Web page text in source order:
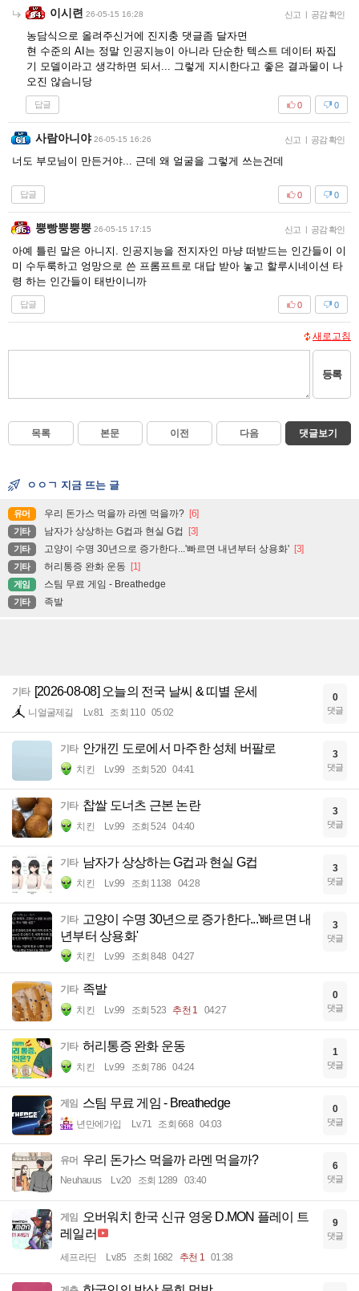
이시련 26-05-15 16:28 신고 공감 확인
농담식으로 올려주신거에 진지충 댓글좀 달자면
현 수준의 AI는 정말 인공지능이 아니라 단순한 텍스트 데이터 짜집
기 모델이라고 생각하면 되서... 그렇게 지시한다고 좋은 결과물이 나
오진 않슴니당
답글 0
0
사람아니야 26-05-15 16:26 신고 공감 확인
너도 부모님이 만든거야... 근데 왜 얼굴을 그렇게 쓰는건데
답글 0
0
뿡빵뿡뿡뿡 26-05-15 17:15 신고 공감 확인
아예 틀린 말은 아니지. 인공지능을 전지자인 마냥 떠받드는 인간들이 이
미 수두룩하고 엉망으로 쓴 프롬프트로 대답 받아 놓고 할루시네이션 타
령 하는 인간들이 태반이니까
답글 0
0
새로고침
등록
목록 본문 이전 다음 댓글보기
ㅇㅇㄱ 지금 뜨는 글
유머 우리 돈가스 먹을까 라멘 먹을까? [6]
기타 남자가 상상하는 G컵과 현실 G컵 [3]
기타 고양이 수명 30년으로 증가한다...'빠르면 내년부터 상용화' [3]
기타 허리통증 완화 운동 [1]
게임 스팀 무료 게임 - Breathedge
기타 족발
기타 [2026-08-08] 오늘의 전국 날씨 & 띠별 운세
니얼굴제길 Lv.81 조회 110 05:02
0
댓글
기타 안개낀 도로에서 마주한 성체 버팔로
치킨 Lv.99 조회 520 04:41
3
댓글
기타 찹쌀 도너츠 근본 논란
치킨 Lv.99 조회 524 04:40
3
댓글
기타 남자가 상상하는 G컵과 현실 G컵
치킨 Lv.99 조회 1138 04:28
3
댓글
기타 고양이 수명 30년으로 증가한다...'빠르면 내
년부터 상용화'
치킨 Lv.99 조회 848 04:27
3
댓글
기타 족발
치킨 Lv.99 조회 523 추천 1 04:27
0
댓글
기타 허리통증 완화 운동
치킨 Lv.99 조회 786 04:24
1
댓글
게임 스팀 무료 게임 - Breathedge
년만에가입 Lv.71 조회 668 04:03
0
댓글
유머 우리 돈가스 먹을까 라멘 먹을까?
Neuhauus Lv.20 조회 1289 03:40
6
댓글
게임
오버워치 한국 신규 영웅 D.MON 플레이 트
레일러
세프라딘 Lv.85 조회 1682 추천 1 01:38
9
댓글